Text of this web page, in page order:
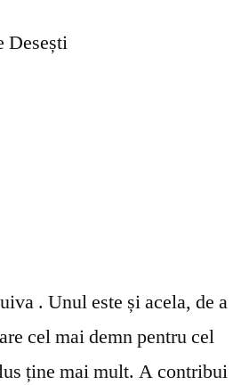
Desești
. Unul este și acela, de a
cel mai demn pentru cel
ține mai mult. A contribui